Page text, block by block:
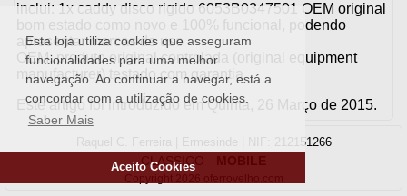
Esta loja utiliza cookies que asseguram
funcionalidades para uma melhor
navegação. Ao continuar a navegar, está a
concordar com a utilização de cookies.
Saber Mais
Aceito Cookies
inclui: 1x caddy disco rigido 6053B0347501 OEM original
bom estado como novo e 100% funcional, podendo
apresentar marcas de uso
OEM: produto original controlada (original equipment
manufacturer) testado com garantia
Este artigo foi introduzido em Quinta, 26 Março de 2015.
Raquel C. Ferreira | Ermesinde | NIF: 212151266
CLASSICO - MOBILE
Copyright 2026 oferrovelho.com